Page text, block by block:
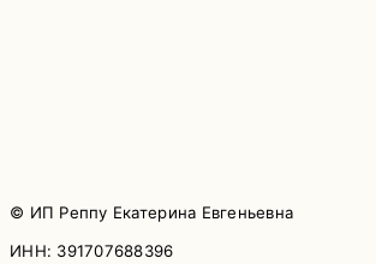
© ИП Реппу Екатерина Евгеньевна
ИНН: 391707688396